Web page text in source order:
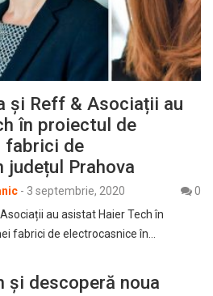
și Reff & Asociații au
în proiectul de
fabrici de
Prahova
- 3 septembrie, 2020
0
au asistat Haier Tech în
fabrici de electrocasnice în…
și descoperă noua